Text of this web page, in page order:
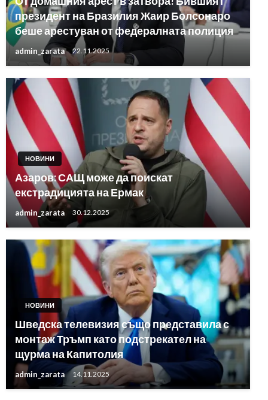
президент на Бразилия Жаир Болсонаро
беше арестуван от федералната полиция
admin_zarata 22.11.2025
НОВИНИ
Азаров: САЩ може да поискат
екстрадицията на Ермак
admin_zarata 30.12.2025
НОВИНИ
Шведска телевизия също представила с
монтаж Тръмп като подстрекател на
щурма на Капитолия
admin_zarata 14.11.2025